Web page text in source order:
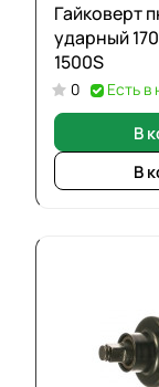
Гайковерт
ударный
1500S
0 Есть в
В
В